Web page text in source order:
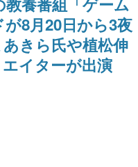
チャーに与えた影響を探る企
業史
ける主要なトピック・タイト
のインタビューや識者による
一望できる決定版！
8月20日から3夜
きら氏や植松伸
イターが出演